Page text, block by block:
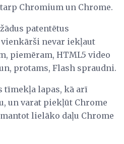
Chromium un Chrome.
patentētus
nevar iekļaut
piemēram, HTML5 video
protams, Flash spraudni.
tīmekļa lapas, kā arī
un varat piekļūt Chrome
lielāko daļu Chrome